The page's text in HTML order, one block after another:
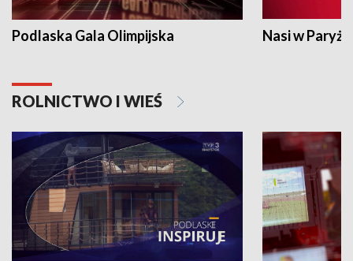
Podlaska Gala Olimpijska Nasi w Paryżu
ROLNICTWO I WIEŚ